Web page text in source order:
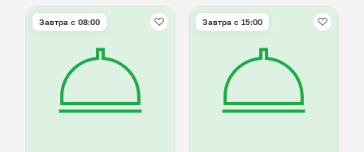
Завтра c 08:00 Завтра c 15:00